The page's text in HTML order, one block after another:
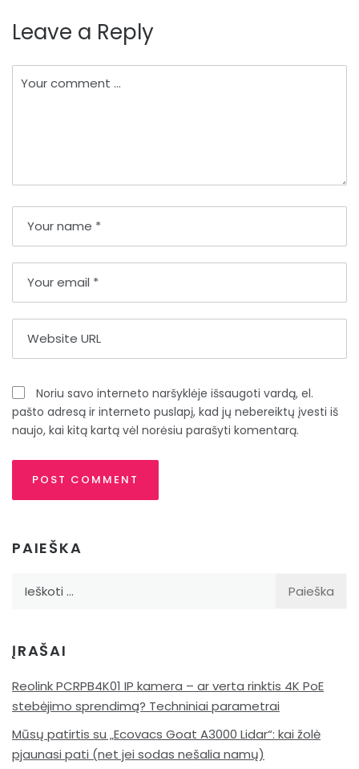
įrašų
Leave a Reply
Noriu savo interneto naršyklėje išsaugoti vardą, el.
pašto adresą ir interneto puslapį, kad jų nebereiktų įvesti iš
naujo, kai kitą kartą vėl norėsiu parašyti komentarą.
PAIEŠKA
ĮRAŠAI
Reolink PCRPB4K01 IP kamera – ar verta rinktis 4K PoE
stebėjimo sprendimą? Techniniai parametrai
Mūsų patirtis su „Ecovacs Goat A3000 Lidar“: kai žolė
pjaunasi pati (net jei sodas nešalia namų)